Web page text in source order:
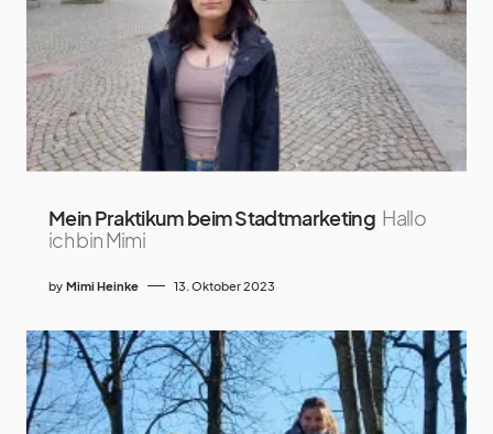
Mein Praktikum beim Stadtmarketing Hallo
ich bin Mimi
by Mimi Heinke 13. Oktober 2023